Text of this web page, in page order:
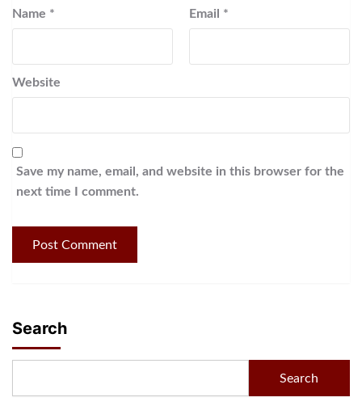
Name * Email *
Website
Save my name, email, and website in this browser for the
next time I comment.
Search
Search